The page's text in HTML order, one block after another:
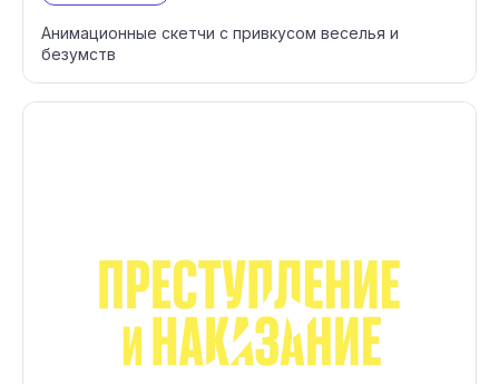
Анимационные скетчи с привкусом веселья и
безумств